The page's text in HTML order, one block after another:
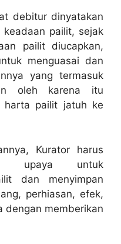
debitur dinyatakan
pailit, sejak
pailit diucapkan,
menguasai dan
yang termasuk
oleh karena itu
harta pailit jatuh ke
Kurator harus
upaya untuk
dan menyimpan
perhiasan, efek,
dengan memberikan